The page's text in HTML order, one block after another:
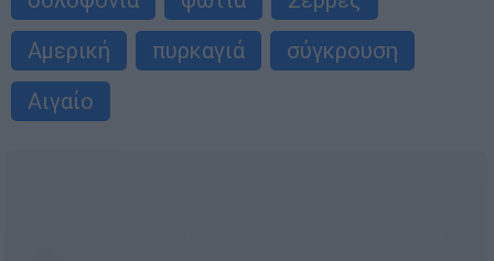
Αμερική
πυρκαγιά
σύγκρουση
Αιγαίο